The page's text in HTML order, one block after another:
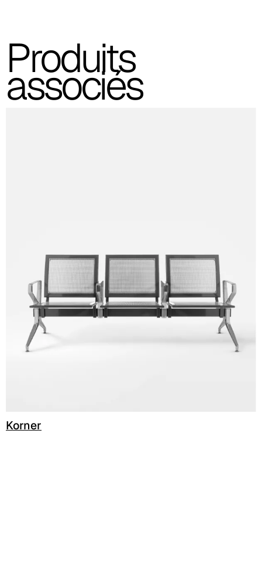
Produits
associés
Korner